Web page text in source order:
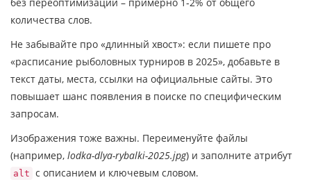
количества слов.
Не забывайте про «длинный хвост»: если пишете про
«расписание рыболовных турниров в 2025», добавьте в
текст даты, места, ссылки на официальные сайты. Это
повышает шанс появления в поиске по специфическим
запросам.
Изображения тоже важны. Переименуйте файлы
(например, lodka-dlya-rybalki-2025.jpg) и заполните атрибут
alt с описанием и ключевым словом.